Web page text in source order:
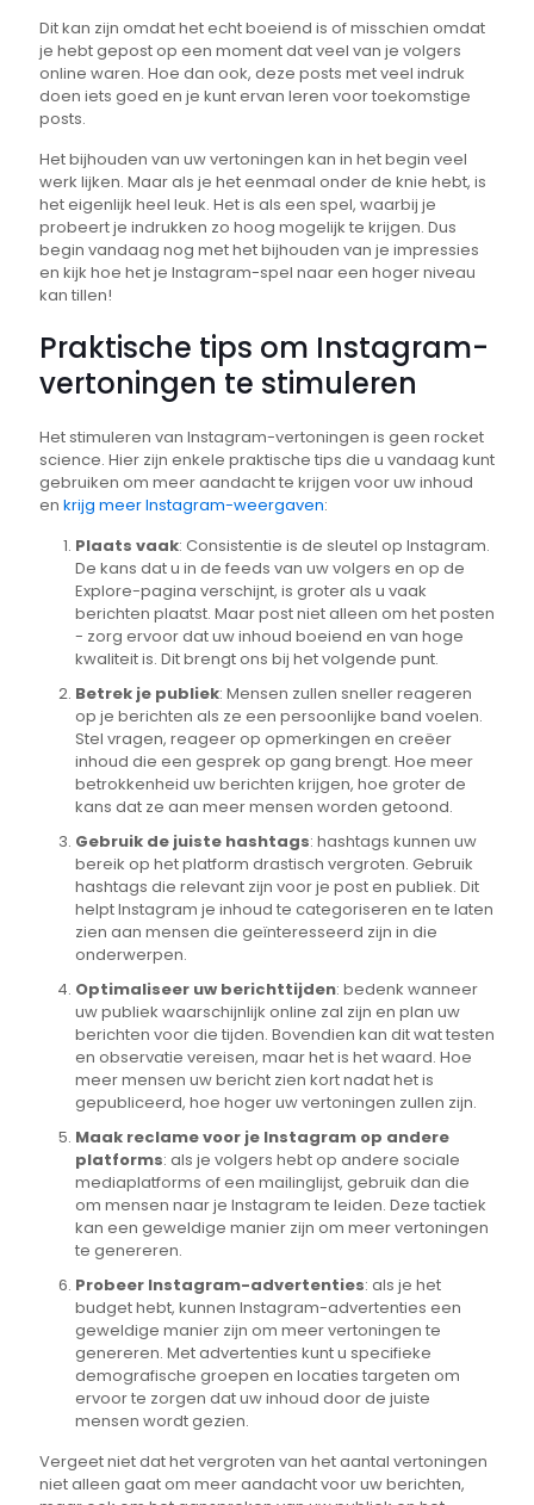
Dit kan zijn omdat het echt boeiend is of misschien omdat
je hebt gepost op een moment dat veel van je volgers
online waren. Hoe dan ook, deze posts met veel indruk
doen iets goed en je kunt ervan leren voor toekomstige
posts.
Het bijhouden van uw vertoningen kan in het begin veel
werk lijken. Maar als je het eenmaal onder de knie hebt, is
het eigenlijk heel leuk. Het is als een spel, waarbij je
probeert je indrukken zo hoog mogelijk te krijgen. Dus
begin vandaag nog met het bijhouden van je impressies
en kijk hoe het je Instagram-spel naar een hoger niveau
kan tillen!
Praktische tips om Instagram-
vertoningen te stimuleren
Het stimuleren van Instagram-vertoningen is geen rocket
science. Hier zijn enkele praktische tips die u vandaag kunt
gebruiken om meer aandacht te krijgen voor uw inhoud
en krijg meer Instagram-weergaven:
Plaats vaak: Consistentie is de sleutel op Instagram.
De kans dat u in de feeds van uw volgers en op de
Explore-pagina verschijnt, is groter als u vaak
berichten plaatst. Maar post niet alleen om het posten
- zorg ervoor dat uw inhoud boeiend en van hoge
kwaliteit is. Dit brengt ons bij het volgende punt.
Betrek je publiek: Mensen zullen sneller reageren
op je berichten als ze een persoonlijke band voelen.
Stel vragen, reageer op opmerkingen en creëer
inhoud die een gesprek op gang brengt. Hoe meer
betrokkenheid uw berichten krijgen, hoe groter de
kans dat ze aan meer mensen worden getoond.
Gebruik de juiste hashtags: hashtags kunnen uw
bereik op het platform drastisch vergroten. Gebruik
hashtags die relevant zijn voor je post en publiek. Dit
helpt Instagram je inhoud te categoriseren en te laten
zien aan mensen die geïnteresseerd zijn in die
onderwerpen.
Optimaliseer uw berichttijden: bedenk wanneer
uw publiek waarschijnlijk online zal zijn en plan uw
berichten voor die tijden. Bovendien kan dit wat testen
en observatie vereisen, maar het is het waard. Hoe
meer mensen uw bericht zien kort nadat het is
gepubliceerd, hoe hoger uw vertoningen zullen zijn.
Maak reclame voor je Instagram op andere
platforms: als je volgers hebt op andere sociale
mediaplatforms of een mailinglijst, gebruik dan die
om mensen naar je Instagram te leiden. Deze tactiek
kan een geweldige manier zijn om meer vertoningen
te genereren.
Probeer Instagram-advertenties: als je het
budget hebt, kunnen Instagram-advertenties een
geweldige manier zijn om meer vertoningen te
genereren. Met advertenties kunt u specifieke
demografische groepen en locaties targeten om
ervoor te zorgen dat uw inhoud door de juiste
mensen wordt gezien.
Vergeet niet dat het vergroten van het aantal vertoningen
niet alleen gaat om meer aandacht voor uw berichten,